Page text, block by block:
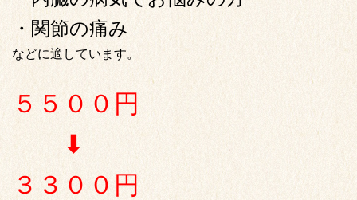
・関節の痛み
などに適しています。
５５００円
⬇︎
３３００円